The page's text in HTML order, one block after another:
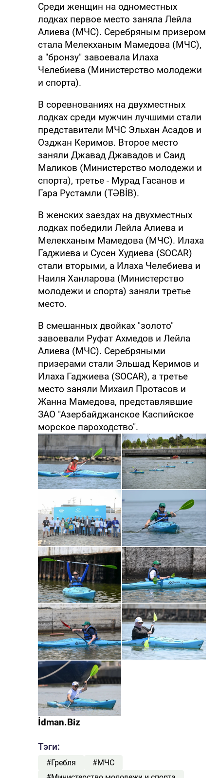
Среди женщин на одноместных
лодках первое место заняла Лейла
Алиева (МЧС). Серебряным призером
стала Мелекханым Мамедова (МЧС),
а "бронзу" завоевала Илаха
Челебиева (Министерство молодежи
и спорта).
В соревнованиях на двухместных
лодках среди мужчин лучшими стали
представители МЧС Эльхан Асадов и
Озджан Керимов. Второе место
заняли Джавад Джавадов и Саид
Маликов (Министерство молодежи и
спорта), третье - Мурад Гасанов и
Гара Рустамли (TƏBİB).
В женских заездах на двухместных
лодках победили Лейла Алиева и
Мелекханым Мамедова (МЧС). Илаха
Гаджиева и Сусен Худиева (SOCAR)
стали вторыми, а Илаха Челебиева и
Наиля Ханларова (Министерство
молодежи и спорта) заняли третье
место.
В смешанных двойках "золото"
завоевали Руфат Ахмедов и Лейла
Алиева (МЧС). Серебряными
призерами стали Эльшад Керимов и
Илаха Гаджиева (SOCAR), а третье
место заняли Михаил Протасов и
Жанна Мамедова, представлявшие
ЗАО "Азербайджанское Каспийское
морское пароходство".
İdman.Biz
Тэги:
#Гребля
#МЧС